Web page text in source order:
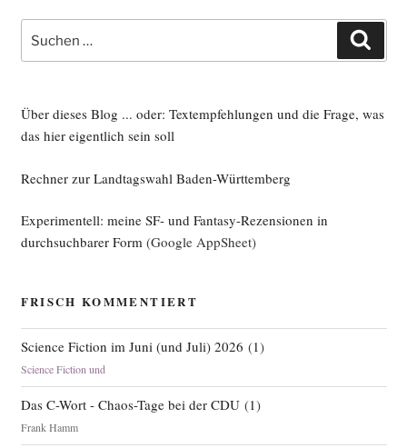
nach:
Über dieses Blog ... oder: Textempfehlungen und die Frage, was
das hier eigentlich sein soll
Rechner zur Landtagswahl Baden-Württemberg
Experimentell: meine SF- und Fantasy-Rezensionen in
durchsuchbarer Form(Google AppSheet)
FRISCH KOMMENTIERT
Science Fiction im Juni (und Juli) 2026 (1)
Science Fiction und
Das C-Wort - Chaos-Tage bei der CDU(1)
Frank Hamm